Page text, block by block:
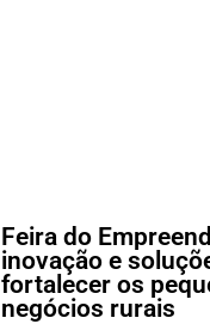
Feira do
inovação e
fortalecer os
negócios rurais